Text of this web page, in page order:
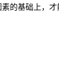
的基础上，